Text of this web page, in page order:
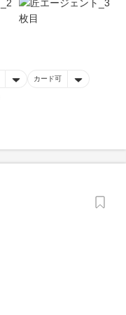
カード可